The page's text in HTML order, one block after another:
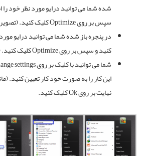
شده شما می توانید درایو مورد نظر خود را
سپس بر روی Optimize کلیک کنید. (تصویر شماره ۱۰)
در پنجره باز شده شما می توانید درایو
کنید و سپس بر روی Optimize کلیک کنید. (تصویر شماره ۱۱)
نهایت بر روی Ok کلیک کنید.